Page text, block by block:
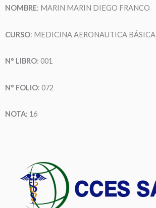
NOMBRE: MARIN MARIN DIEGO FRANCO
CURSO: MEDICINA AERONAUTICA BÁSICA
N° LIBRO: 001
N° FOLIO: 072
NOTA: 16